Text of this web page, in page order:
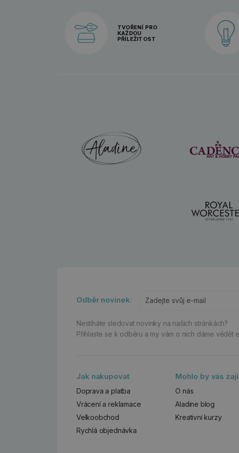
TVOŘENÍ PRO
KAŽDOU
PŘÍLEŽITOST
Odběr novinek:
Nestíháte sledovat novinky na našich stránkách?
Přihlaste se k odběru a my vám o nich dáme vědět
Jak nakupovat
Doprava a platba
Vrácení a reklamace
Velkoobchod
Rychlá objednávka
Mohlo by vás
O nás
Aladine blog
Kreativní kurzy